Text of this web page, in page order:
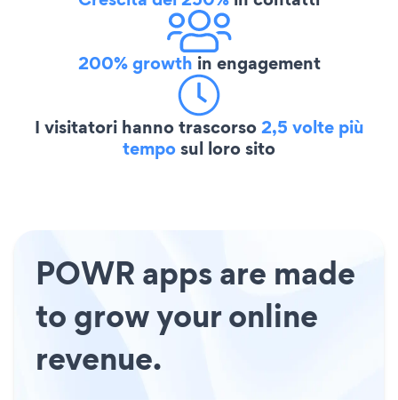
200% growth in engagement
I visitatori hanno trascorso2,5 volte più
temposul loro sito
POWR apps are made
to grow your online
revenue.